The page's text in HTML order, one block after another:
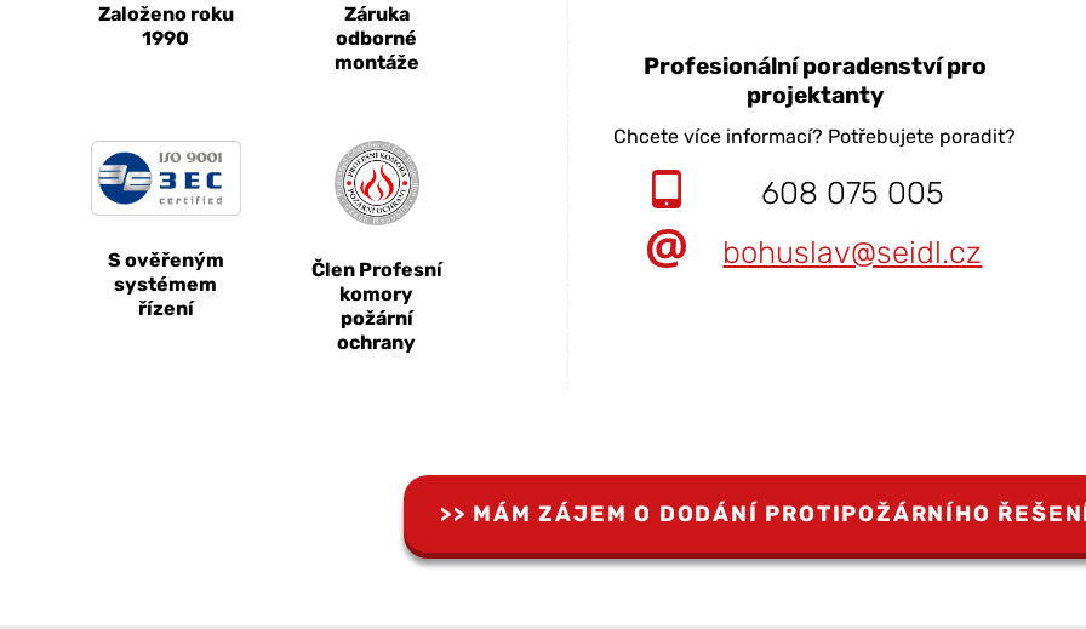
Založeno roku
1990
Záruka
odborné
montáže
S ověřeným
systémem
řízení
Člen Profesní
komory
požární
ochrany
Profesionální poradenství pro
projektanty
Chcete více informací? Potřebujete poradit?
608 075 005
bohuslav@seidl.cz
MÁM ZÁJEM O DODÁNÍ PROTIPOŽÁRNÍHO